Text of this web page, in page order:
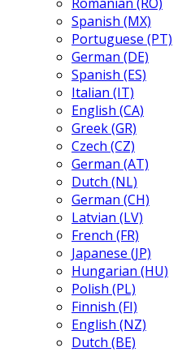
Spanish (MX)
Portuguese (PT)
German (DE)
Spanish (ES)
Italian (IT)
English (CA)
Greek (GR)
Czech (CZ)
German (AT)
Dutch (NL)
German (CH)
Latvian (LV)
French (FR)
Japanese (JP)
Hungarian (HU)
Polish (PL)
Finnish (FI)
English (NZ)
Dutch (BE)